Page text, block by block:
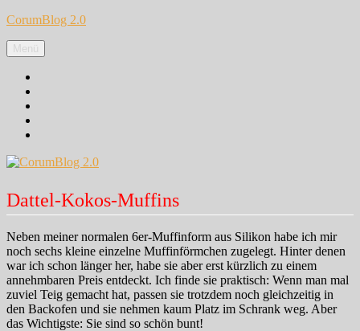
Zum
springen
CorumBlog 2.0
Menü
Dattel-Kokos-Muffins
Neben meiner normalen 6er-Muffinform aus Silikon habe ich mir
noch sechs kleine einzelne Muffinförmchen zugelegt. Hinter denen
war ich schon länger her, habe sie aber erst kürzlich zu einem
annehmbaren Preis entdeckt. Ich finde sie praktisch: Wenn man mal
zuviel Teig gemacht hat, passen sie trotzdem noch gleichzeitig in
den Backofen und sie nehmen kaum Platz im Schrank weg. Aber
das Wichtigste: Sie sind so schön bunt!